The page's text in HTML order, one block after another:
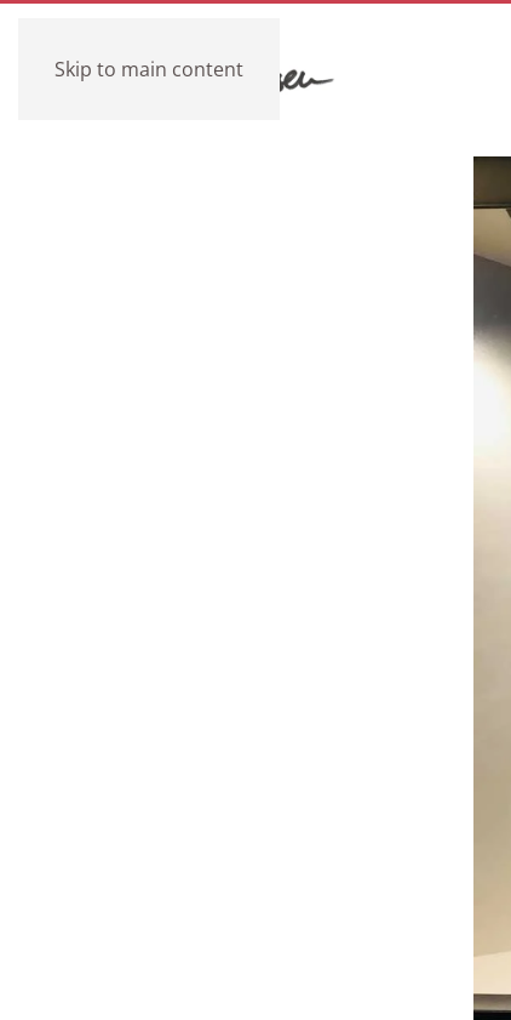
Skip to main content